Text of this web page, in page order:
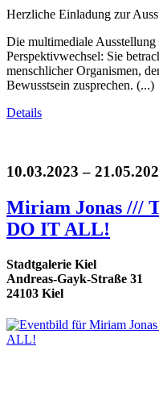
Herzliche Einladung zur
Die multimediale
Perspektivwechsel: Sie
menschlicher Organismen,
Bewusstsein zusprechen. (...)
Details
10.03.2023 –
Miriam Jonas ///
DO IT ALL!
Stadtgalerie Kiel
Andreas-Gayk-Straße 31
24103 Kiel